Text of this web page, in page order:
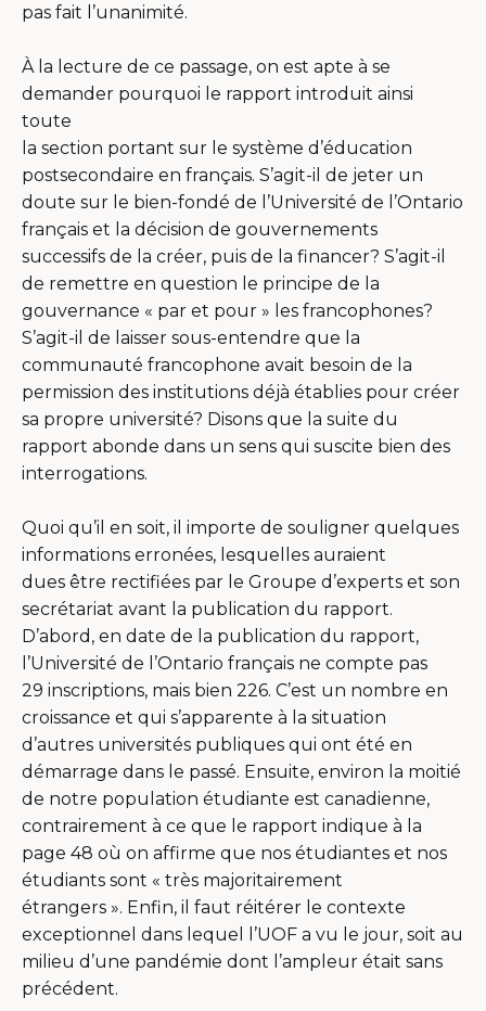
pas fait l’unanimité.
À la lecture de ce passage, on est apte à se
demander pourquoi le rapport introduit ainsi
toute
la section portant sur le système d’éducation
postsecondaire en français. S’agit-il de jeter un
doute sur le bien-fondé de l’Université de l’Ontario
français et la décision de gouvernements
successifs de la créer, puis de la financer? S’agit-il
de remettre en question le principe de la
gouvernance « par et pour » les francophones?
S’agit-il de laisser sous-entendre que la
communauté francophone avait besoin de la
permission des institutions déjà établies pour créer
sa propre université? Disons que la suite du
rapport abonde dans un sens qui suscite bien des
interrogations.
Quoi qu’il en soit, il importe de souligner quelques
informations erronées, lesquelles auraient
dues être rectifiées par le Groupe d’experts et son
secrétariat avant la publication du rapport.
D’abord, en date de la publication du rapport,
l’Université de l’Ontario français ne compte pas
29 inscriptions, mais bien 226. C’est un nombre en
croissance et qui s’apparente à la situation
d’autres universités publiques qui ont été en
démarrage dans le passé. Ensuite, environ la moitié
de notre population étudiante est canadienne,
contrairement à ce que le rapport indique à la
page 48 où on affirme que nos étudiantes et nos
étudiants sont « très majoritairement
étrangers ». Enfin, il faut réitérer le contexte
exceptionnel dans lequel l’UOF a vu le jour, soit au
milieu d’une pandémie dont l’ampleur était sans
précédent.